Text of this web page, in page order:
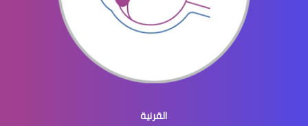
ماء الازرق بالعين
القرنية